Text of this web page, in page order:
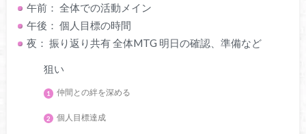
午前： 全体での活動メイン
午後： 個人目標の時間
夜： 振り返り共有 全体MTG 明日の確認、準備など
狙い
仲間との絆を深める
個人目標達成